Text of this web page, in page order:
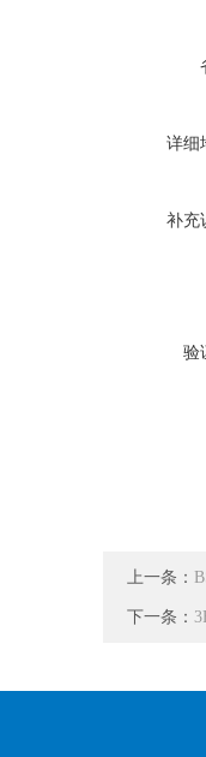
详细
补充
验
上一条：
下一条：